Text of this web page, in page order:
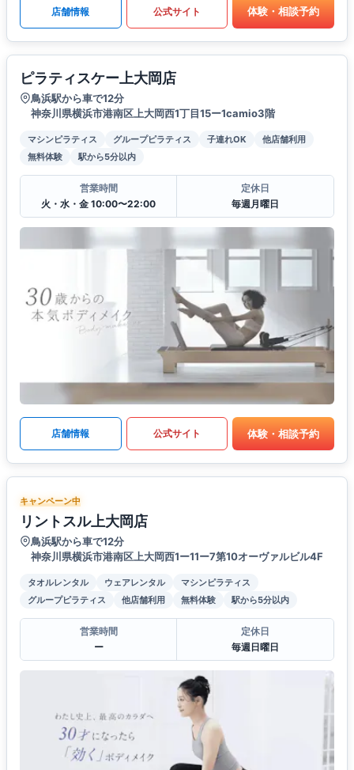
店舗情報 公式サイト 体験・相談予約
ピラティスケー上大岡店
鳥浜駅から車で12分
神奈川県横浜市港南区上大岡西1丁目15ー1camio3階
マシンピラティス グループピラティス 子連れOK
他店舗利用
無料体験
駅から5分以内
営業時間
火・水・金 10:00〜22:00
定休日
毎週月曜日
店舗情報 公式サイト 体験・相談予約
キャンペーン中
リントスル上大岡店
鳥浜駅から車で12分
神奈川県横浜市港南区上大岡西1ー11ー7第10オーヴァルビル4F
タオルレンタル ウェアレンタル
マシンピラティス
グループピラティス
他店舗利用 無料体験 駅から5分以内
営業時間
ー
定休日
毎週日曜日